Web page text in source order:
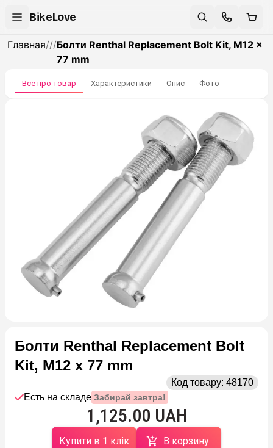
BikeLove
Главная///Болти Renthal Replacement Bolt Kit, M12 x
77 mm
Все про товар Характеристики Опис Фото
Болти Renthal Replacement Bolt
Kit, M12 x 77 mm
Код товару: 48170
Есть на складе Забирай завтра!
1,125.00 UAH
Купити в 1 клік В корзину